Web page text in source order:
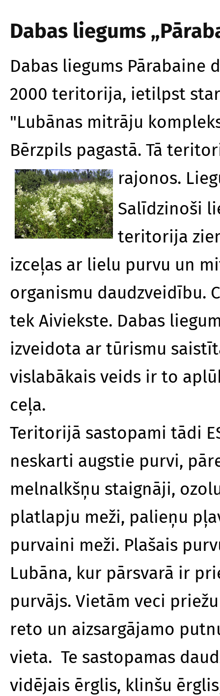
Dabas liegums
Dabas liegums Pārabaine
2000 teritorija, ietilpst
"Lubānas mitrāju
Bērzpils pagastā. Tā
rajonos.
Salīdzinoši
teritorija
izceļas ar lielu purvu un
organismu daudzveidību.
tek Aiviekste. Dabas
izveidota ar tūrismu
vislabākais veids ir to
ceļa.
Teritorijā sastopami tādi
neskarti augstie purvi,
melnalkšņu staignāji,
platlapju meži, palieņu
purvaini meži. Plašais
Lubāna, kur pārsvarā ir
purvājs. Vietām veci
reto un aizsargājamo
vieta. Te sastopamas
vidējais ērglis, klinšu